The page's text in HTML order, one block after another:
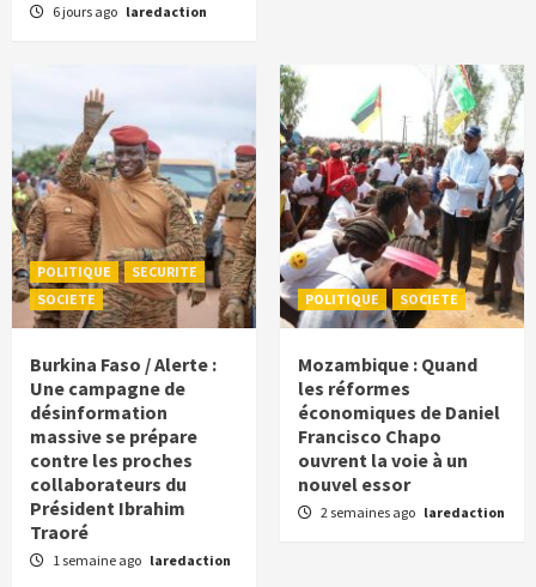
6 jours ago laredaction
POLITIQUE
SECURITE
SOCIETE
Burkina Faso / Alerte :
Une campagne de
désinformation
massive se prépare
contre les proches
collaborateurs du
Président Ibrahim
Traoré
1 semaine ago laredaction
POLITIQUE SOCIETE
Mozambique : Quand
les réformes
économiques de Daniel
Francisco Chapo
ouvrent la voie à un
nouvel essor
2 semaines ago laredaction